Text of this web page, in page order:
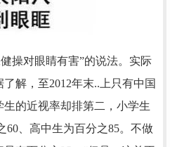
操对眼睛有害”的说法。实际
解，至2012年末..上只有中国
的近视率却排第二，小学生
60、高中生为百分之85。不做